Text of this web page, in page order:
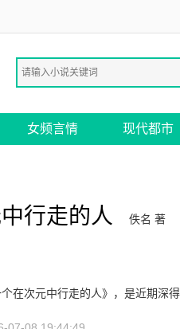
女频言情 现代都市
行走的人 佚名 著